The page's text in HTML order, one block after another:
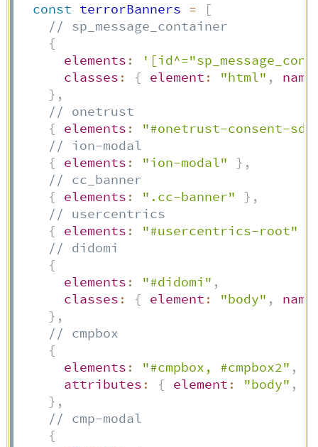
const terrorBanners =
[
// sp_message_container
{
elements :
classes : { element : "html" , name
} ,
// onetrust
{
elements :
"#onetrust-consent-
// ion-modal
{
elements : "ion-modal" } ,
// cc_banner
{
elements : ".cc-banner" } ,
// usercentrics
{
elements : "#usercentrics-root"
// didomi
{
elements : "#didomi" ,
classes : { element : "body" , name
} ,
// cmpbox
{
elements : "#cmpbox, #cmpbox2" ,
attributes : { element : "body" ,
} ,
// cmp-modal
{